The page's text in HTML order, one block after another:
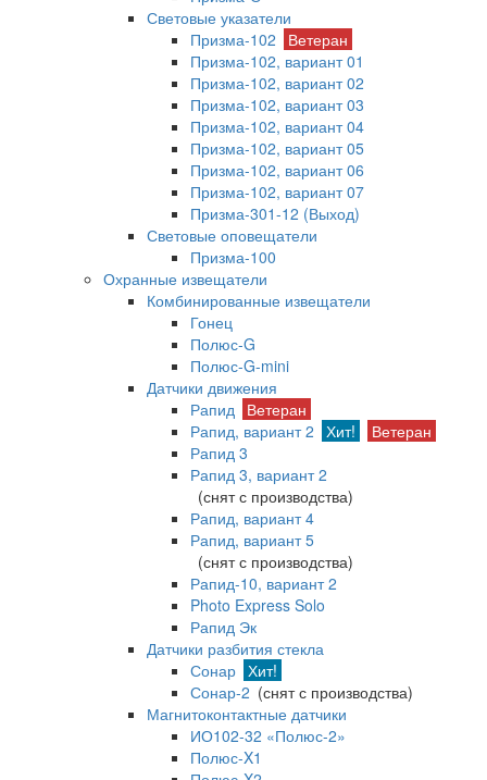
Световые указатели
Призма-102
Ветеран
Призма-102, вариант 01
Призма-102, вариант 02
Призма-102, вариант 03
Призма-102, вариант 04
Призма-102, вариант 05
Призма-102, вариант 06
Призма-102, вариант 07
Призма-301-12 (Выход)
Световые оповещатели
Призма-100
Охранные извещатели
Комбинированные извещатели
Гонец
Полюс-G
Полюс-G-mini
Датчики движения
Рапид Ветеран
Рапид, вариант 2 Хит!
Ветеран
Рапид 3
Рапид 3, вариант 2
(снят с производства)
Рапид, вариант 4
Рапид, вариант 5
(снят с производства)
Рапид-10, вариант 2
Photo Express Solo
Рапид Эк
Датчики разбития стекла
Сонар Хит!
Сонар-2 (снят с производства)
Магнитоконтактные датчики
ИО102-32 «Полюс-2»
Полюс-X1